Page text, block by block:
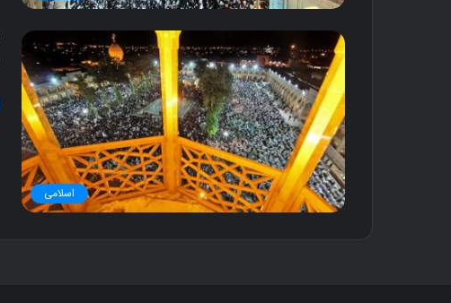
اسلامی